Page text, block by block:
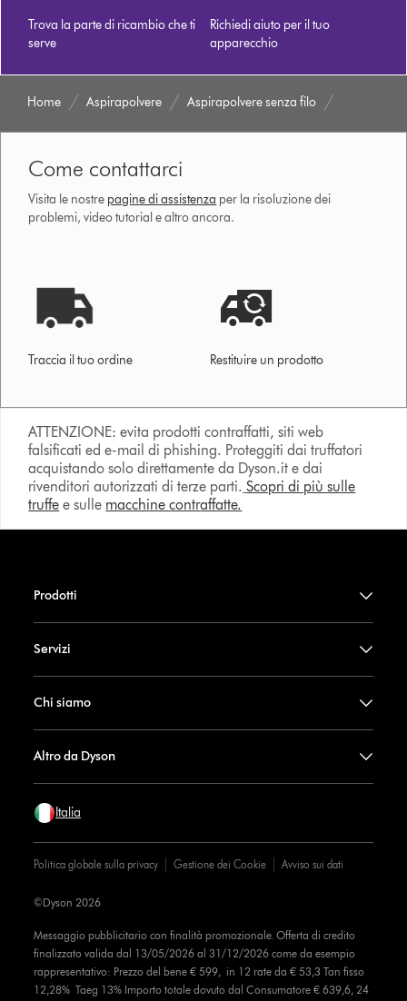
Trova la parte di ricambio che ti
serve
Richiedi aiuto per il tuo
apparecchio
Home Aspirapolvere Aspirapolvere senza filo
Come contattarci
Visita le nostre pagine di assistenza per la risoluzione dei
problemi, video tutorial e altro ancora.
Traccia il tuo ordine Restituire un prodotto
ATTENZIONE: evita prodotti contraffatti, siti web
falsificati ed e-mail di phishing. Proteggiti dai truffatori
acquistando solo direttamente da Dyson.it e dai
rivenditori autorizzati di terze parti. Scopri di più sulle
truffe e sulle macchine contraffatte.
Prodotti
Servizi
Chi siamo
Altro da Dyson
Italia
Politica globale sulla privacy Gestione dei Cookie Avviso sui dati
Messaggio pubblicitario con finalità promozionale. Offerta di credito
finalizzato valida dal 13/05/2026 al 31/12/2026 come da esempio
rappresentativo: Prezzo del bene € 599, in 12 rate da € 53,3 Tan fisso
12,28% Taeg 13% Importo totale dovuto dal Consumatore € 639,6, 24
©Dyson 2026